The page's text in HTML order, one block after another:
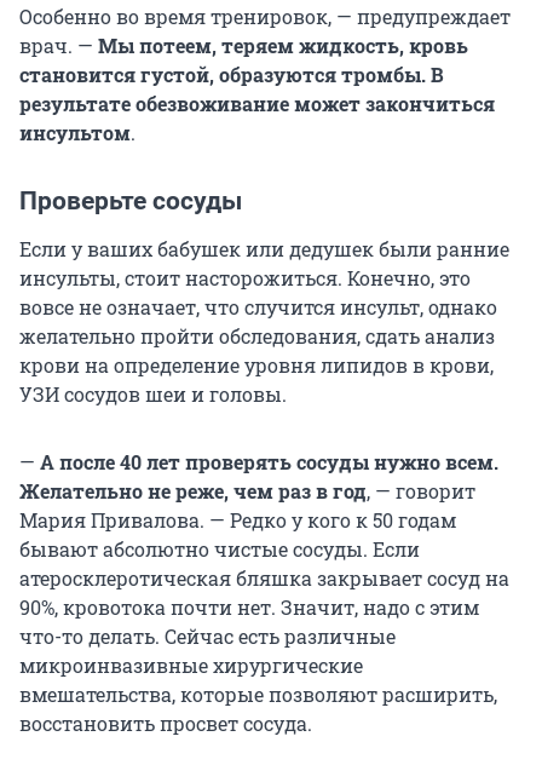
Особенно во время тренировок, — предупреждает
врач. — Мы потеем, теряем жидкость, кровь
становится густой, образуются тромбы. В
результате обезвоживание может закончиться
инсультом.
Проверьте сосуды
Если у ваших бабушек или дедушек были ранние
инсульты, стоит насторожиться. Конечно, это
вовсе не означает, что случится инсульт, однако
желательно пройти обследования, сдать анализ
крови на определение уровня липидов в крови,
УЗИ сосудов шеи и головы.
— А после 40 лет проверять сосуды нужно всем.
Желательно не реже, чем раз в год, — говорит
Мария Привалова. — Редко у кого к 50 годам
бывают абсолютно чистые сосуды. Если
атеросклеротическая бляшка закрывает сосуд на
90%, кровотока почти нет. Значит, надо с этим
что-то делать. Сейчас есть различные
микроинвазивные хирургические
вмешательства, которые позволяют расширить,
восстановить просвет сосуда.